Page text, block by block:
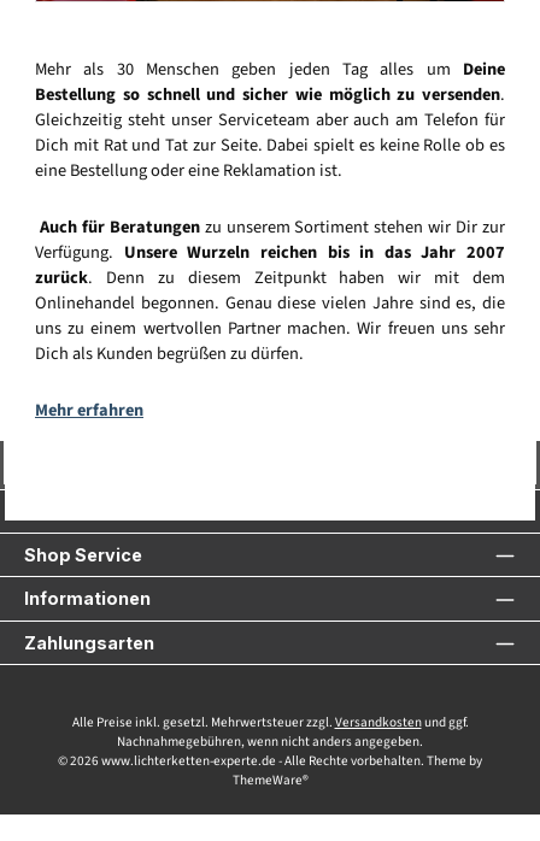
Mehr als 30 Menschen geben jeden Tag alles um Deine
Bestellung so schnell und sicher wie möglich zu versenden.
Gleichzeitig steht unser Serviceteam aber auch am Telefon für
Dich mit Rat und Tat zur Seite. Dabei spielt es keine Rolle ob es
eine Bestellung oder eine Reklamation ist.
Auch für Beratungenzu unserem Sortiment stehen wir Dir zur
Verfügung. Unsere Wurzeln reichen bis in das Jahr 2007
zurück. Denn zu diesem Zeitpunkt haben wir mit dem
Onlinehandel begonnen. Genau diese vielen Jahre sind es, die
uns zu einem wertvollen Partner machen. Wir freuen uns sehr
Dich als Kunden begrüßen zu dürfen.
Mehr erfahren
Shop Service
Informationen
Zahlungsarten
Alle Preise inkl. gesetzl. Mehrwertsteuer zzgl. Versandkostenund ggf.
Nachnahmegebühren, wenn nicht anders angegeben.
© 2026 www.lichterketten-experte.de - Alle Rechte vorbehalten. Theme by
ThemeWare®